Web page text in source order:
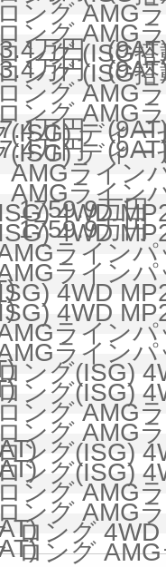
ング AMG
万円
ング AMG
万円
ング (ISG
ング (ISG
ング AMG
万円
ング AMG
万円
(ISG) ディ
(ISG) ディ
AMGライン
1759.9万円
AMGライン
1759.9万円
4WD
4WD
ライン
ライン
4WD
4WD
ライン
ライン
ング(ISG)
ング(ISG)
ング AMG
ング AMG
ング(ISG)
ング(ISG)
ング AMG
ング AMG
ロング
ロング